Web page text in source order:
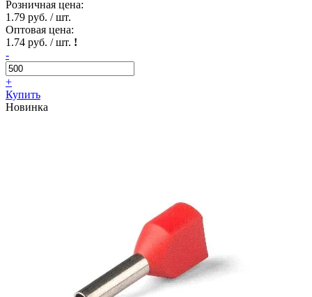
Розничная цена:
1.79 руб. / шт.
Оптовая цена:
1.74 руб. / шт. !
-
+
Купить
Новинка